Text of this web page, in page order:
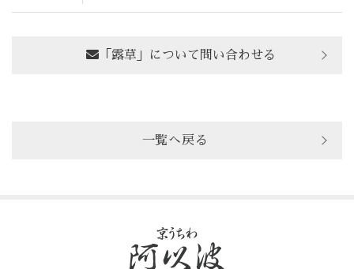
「露草」について問い合わせる
一覧へ戻る